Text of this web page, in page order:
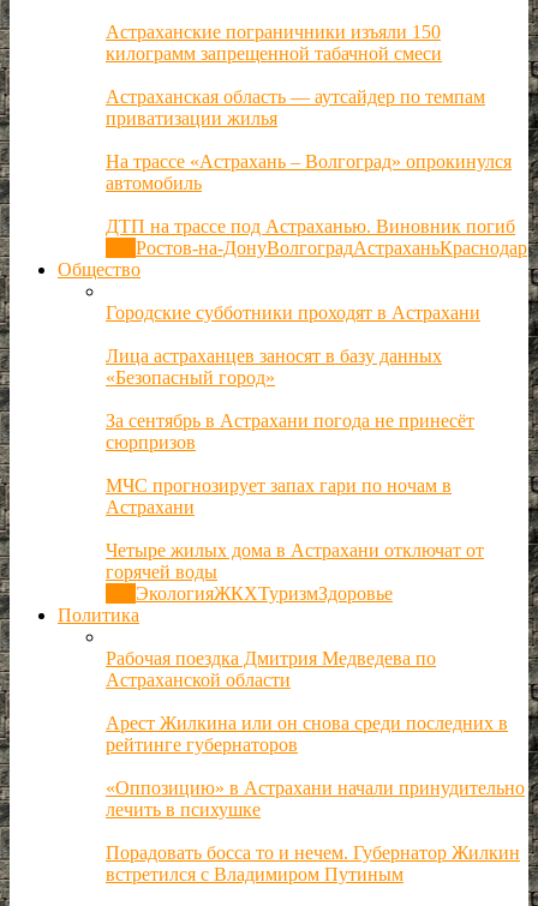
Астраханские пограничники изъяли 150
килограмм запрещенной табачной смеси
Астраханская область — аутсайдер по темпам
приватизации жилья
На трассе «Астрахань – Волгоград» опрокинулся
автомобиль
ДТП на трассе под Астраханью. Виновник погиб
Ростов-на-ДонуВолгоградАстраханьКраснодар
Общество
Городские субботники проходят в Астрахани
Лица астраханцев заносят в базу данных
«Безопасный город»
За сентябрь в Астрахани погода не принесёт
сюрпризов
МЧС прогнозирует запах гари по ночам в
Астрахани
Четыре жилых дома в Астрахани отключат от
горячей воды
ЭкологияЖКХТуризмЗдоровье
Политика
Рабочая поездка Дмитрия Медведева по
Астраханской области
Арест Жилкина или он снова среди последних в
рейтинге губернаторов
«Оппозицию» в Астрахани начали принудительно
лечить в психушке
Порадовать босса то и нечем. Губернатор Жилкин
встретился с Владимиром Путиным